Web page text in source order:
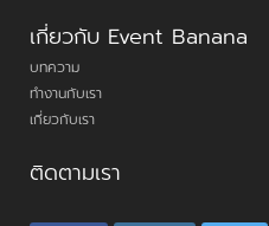
เกี่ยวกับ Event Banana
บทความ
ทำงานกับเรา
เกี่ยวกับเรา
ติดตามเรา